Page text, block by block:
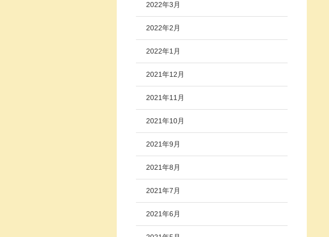
2022年3月
2022年2月
2022年1月
2021年12月
2021年11月
2021年10月
2021年9月
2021年8月
2021年7月
2021年6月